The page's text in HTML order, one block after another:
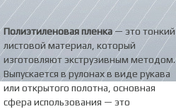
Полиэтиленовая пленка— это тонкий
листовой материал, который
изготовляют экструзивным методом.
Выпускается в рулонах в виде рукава
или открытого полотна, основная
сфера использования — это